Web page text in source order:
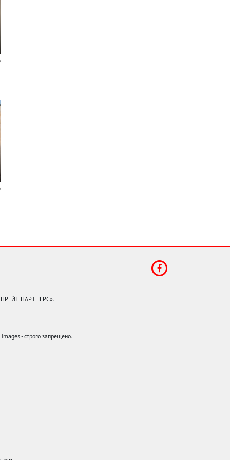
ПАРТНЕРС».
- строго запрещено.